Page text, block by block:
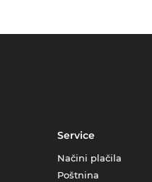
Service
Načini plačila
Poštnina